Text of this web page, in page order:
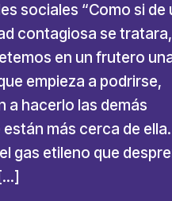
sociales “Como si de
contagiosa se tratara,
en un frutero
empieza a podrirse,
a hacerlo las demás
más cerca de
gas etileno que